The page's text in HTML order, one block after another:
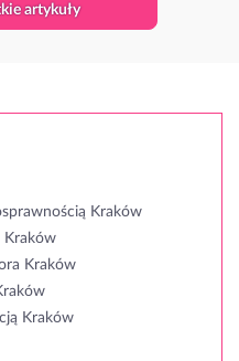
artykuły
Kraków
Kraków
Kraków
Kraków